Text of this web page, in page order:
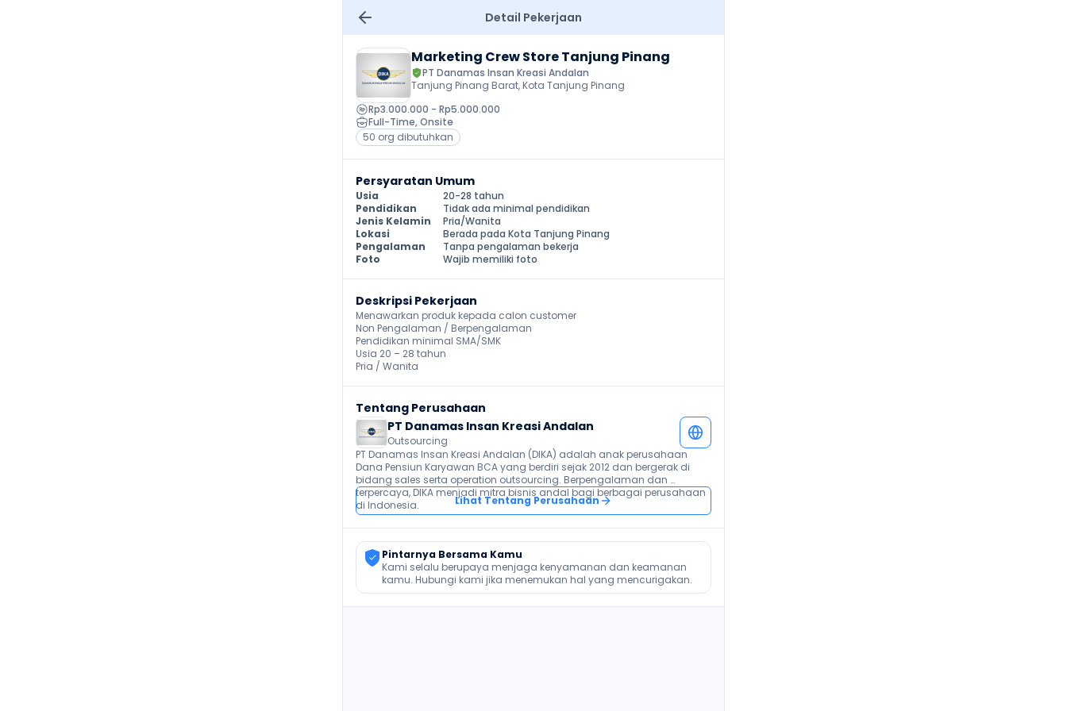
Detail Pekerjaan
Marketing Crew Store Tanjung Pinang
PT Danamas Insan Kreasi Andalan
Tanjung Pinang Barat, Kota Tanjung Pinang
Rp3.000.000 - Rp5.000.000
Full-Time, Onsite
50 org dibutuhkan
Persyaratan Umum
Usia
20-28 tahun
Pendidikan
Tidak ada minimal pendidikan
Jenis Kelamin
Pria/Wanita
Lokasi
Berada pada Kota Tanjung Pinang
Pengalaman
Tanpa pengalaman bekerja
Foto
Wajib memiliki foto
Deskripsi Pekerjaan
Menawarkan produk kepada calon customer
Non Pengalaman / Berpengalaman
Pendidikan minimal SMA/SMK
Usia 20 – 28 tahun
Pria / Wanita
Tentang Perusahaan
PT Danamas Insan Kreasi Andalan
Outsourcing
PT Danamas Insan Kreasi Andalan (DIKA) adalah anak perusahaan
Dana Pensiun Karyawan BCA yang berdiri sejak 2012 dan bergerak di
bidang sales serta operation outsourcing. Berpengalaman dan
terpercaya, DIKA menjadi mitra bisnis andal bagi berbagai perusahaan
di Indonesia.
Lihat Tentang Perusahaan
Pintarnya Bersama Kamu
Kami selalu berupaya menjaga kenyamanan dan keamanan
kamu. Hubungi kami jika menemukan hal yang mencurigakan.